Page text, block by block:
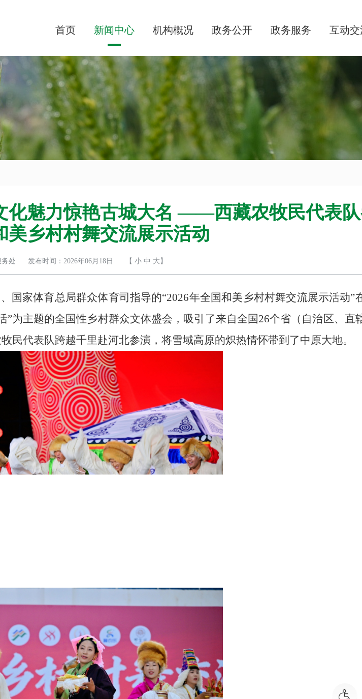
首页 新闻中心 机构概况 政务公开 政务服务 互动交
化魅力惊艳古城大名 ——西藏农牧民代表
美乡村村舞交流展示活动
处 发布时间：2026年06月18日 【 小 中 大 】
国家体育总局群众体育司指导的“2026年全国和美乡村村舞交流展示活动”
为主题的全国性乡村群众文体盛会，吸引了来自全国26个省（自治区、直
代表队跨越千里赴河北参演，将雪域高原的炽热情怀带到了中原大地。